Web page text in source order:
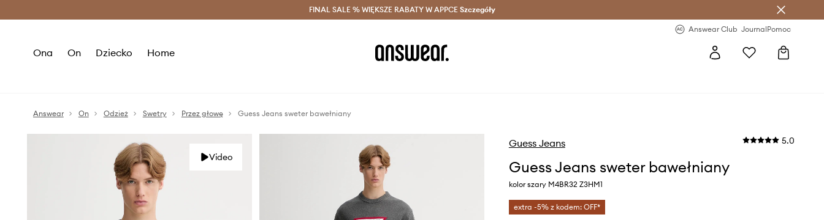
Oszczędzaj z Answear Club > Dostawa nawet w 24h >
FINAL SALE % WIĘKSZE RABATY W APPCE Szczegóły
Answear Club JournalPomoc
Ona On Dziecko Home
Answear On Odzież Swetry Przez głowę Guess Jeans sweter bawełniany
Video
Guess Jeans 5.0
Guess Jeans sweter bawełniany
kolor szary M4BR32 Z3HM1
extra -5% z kodem: OFF*